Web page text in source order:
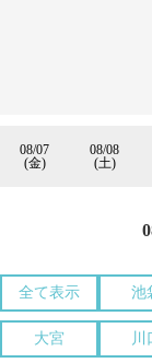
08/07
(金)
08/08
(土)
全て表示 池
大宮 川